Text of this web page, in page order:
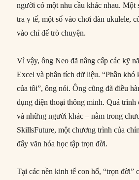
người có một nhu cầu khác nhau. Một
tra y tế, một số vào chơi đàn ukulele,
vào chỉ để trò chuyện.
Vì vậy, ông Neo đã nâng cấp các kỹ
Excel và phân tích dữ liệu. “Phần khó
của tôi”, ông nói. Ông cũng đã điều
dụng điện thoại thông minh. Quá trình
và những người khác – nằm trong
SkillsFuture, một chương trình của
đẩy văn hóa học tập trọn đời.
Tại các nền kinh tế con hổ, “trọn đời”